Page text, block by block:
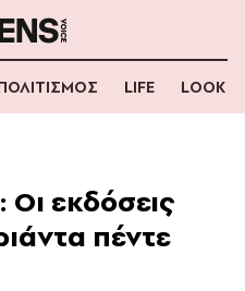
LIFE LOOK
εκδόσεις
πέντε